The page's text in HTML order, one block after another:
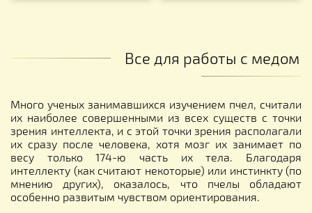
Все для работы с медом
Много ученых занимавшихся изучением пчел, считали
их наиболее совершенными из всех существ с точки
зрения интеллекта, и с этой точки зрения располагали
их сразу после человека, хотя мозг их занимает по
весу только 174-ю часть их тела. Благодаря
интеллекту (как считают некоторые) или инстинкту (по
мнению других), оказалось, что пчелы обладают
особенно развитым чувством ориентирования.